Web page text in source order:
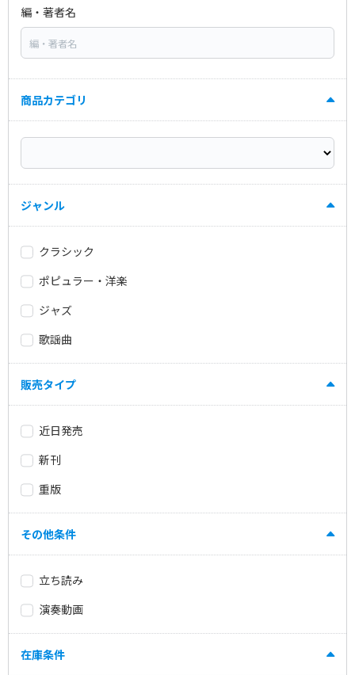
編・著者名
商品カテゴリ
ジャンル
クラシック
ポピュラー・洋楽
ジャズ
歌謡曲
販売タイプ
近日発売
新刊
重版
その他条件
立ち読み
演奏動画
在庫条件